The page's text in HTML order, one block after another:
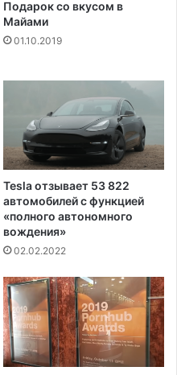
Подарок со вкусом в
Майами
01.10.2019
Tesla отзывает 53 822
автомобилей с функцией
«полного автономного
вождения»
02.02.2022